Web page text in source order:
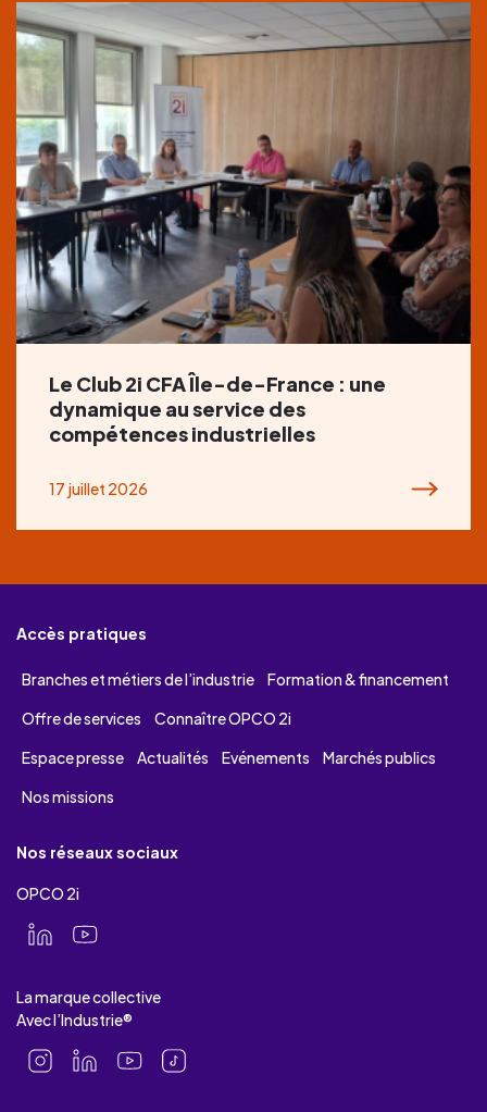
Le Club 2i CFA Île-de-France : une
dynamique au service des
compétences industrielles
17 juillet 2026
Accès pratiques
Branches et métiers de l’industrie
Formation & financement
Offre de services
Connaître OPCO 2i
Espace presse
Actualités Evénements
Marchés publics
Nos missions
Nos réseaux sociaux
OPCO 2i
La marque collective
Avec l’Industrie®